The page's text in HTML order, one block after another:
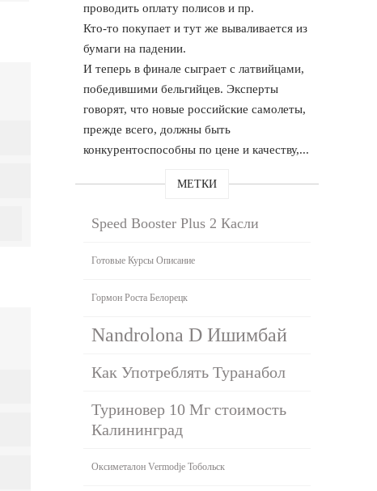
проводить оплату полисов и пр.
Кто-то покупает и тут же вываливается из
бумаги на падении.
И теперь в финале сыграет с латвийцами,
победившими бельгийцев. Эксперты
говорят, что новые российские самолеты,
прежде всего, должны быть
конкурентоспособны по цене и качеству,...
МЕТКИ
Speed Booster Plus 2 Касли
Готовые Курсы Описание
Гормон Роста Белорецк
Nandrolona D Ишимбай
Как Употреблять Туранабол
Туриновер 10 Мг стоимость
Калининград
Оксиметалон Vermodje Тобольск